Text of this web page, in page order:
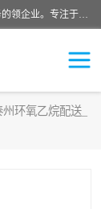
常州泳鑫气体有限公司是一家致力于为客户提供气体产品务的领企业。专注于环氧乙烷剂、环氧乙烷、高纯气体以及稀有和特种气体的研发、生产、销售和配送，产品广泛应用于医疗、电子、科研、化工、食品等多个领域。主要产品有：环氧乙烷灭菌剂，环氧乙烷，高纯氩，氮，氪，氙，氖，氘，笑，氦，氢，氧等各种稀有和特种气体。
州环氧乙烷配送_